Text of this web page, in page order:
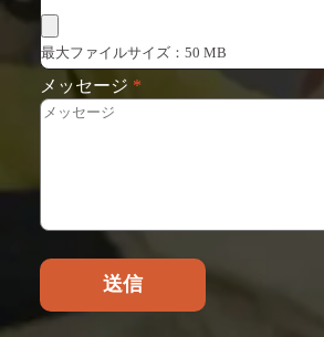
最大ファイルサイズ：50 MB
メッセージ *
送信